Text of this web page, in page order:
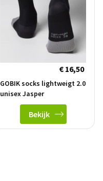
€ 16,50
GOBIK socks lightweigt 2.0
unisex Jasper
Bekijk